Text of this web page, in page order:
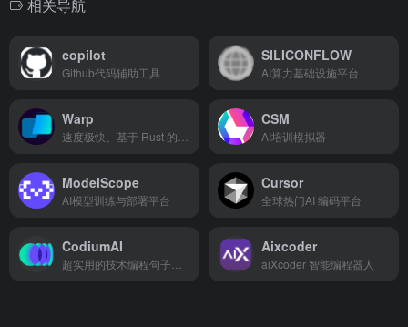
相关导航
copilot
Github代码辅助工具
SILICONFLOW
AI算力基础设施平台
Warp CSM
AI培训模拟器
ModelScope
AI模型训练与部署平台
Cursor
全球热门AI 编码平台
CodiumAI Aixcoder
aiXcoder 智能编程器人